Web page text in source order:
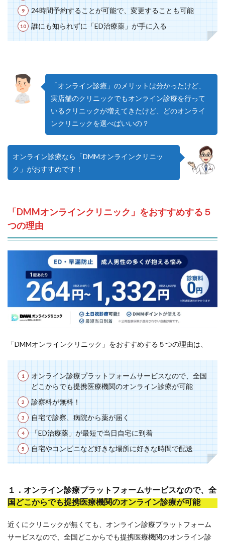
24時間予約することが可能で、変更することも可能
誰にも知られずに「ED治療薬」が手に入る
「オンライン診療」のメリットは分かったけど、
実店舗のクリニックでもオンライン診療を行って
いるクリニックが増えてきたけど、どのオンライ
ンクリニックを選べばいいの？
オンライン診療なら「DMMオンラインクリニッ
ク」がおすすめです！
「DMMオンラインクリニック」をおすすめする５
つの理由
「DMMオンラインクリニック」をおすすめする５つの理由は、
オンライン診療プラットフォームサービスなので、全国
どこからでも提携医療機関のオンライン診療が可能
診察料が無料！
自宅で診察、病院から薬が届く
「ED治療薬」が最短で当日自宅に到着
自宅やコンビニなど好きな場所に好きな時間で配送
１．オンライン診療プラットフォームサービスなので、全
国どこからでも提携医療機関のオンライン診療が可能
近くにクリニックが無くても、オンライン診療プラットフォーム
サービスなので、全国どこからでも提携医療機関のオンライン診